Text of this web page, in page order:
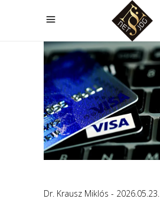
Dr. Krausz Miklós 2026.05.23.